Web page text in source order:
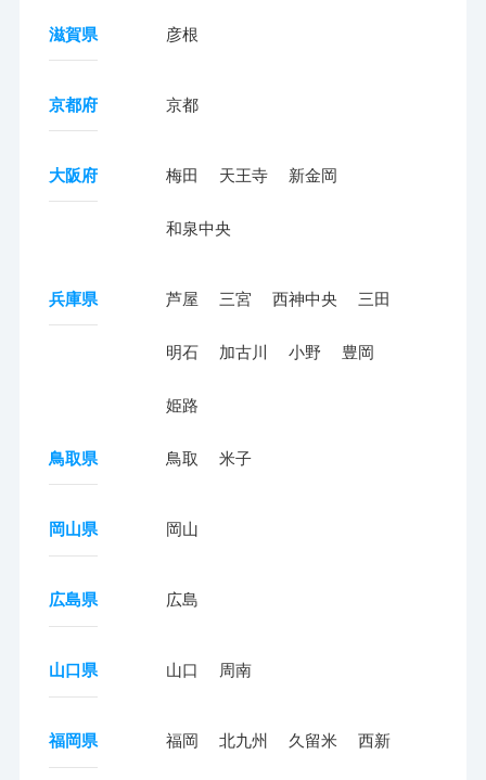
滋賀県 彦根
京都府 京都
大阪府 梅田 天王寺 新金岡
和泉中央
兵庫県 芦屋 三宮 西神中央 三田
明石 加古川 小野 豊岡
姫路
鳥取県 鳥取 米子
岡山県 岡山
広島県 広島
山口県 山口 周南
福岡県 福岡 北九州 久留米 西新